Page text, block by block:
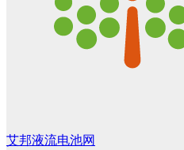
艾邦液流电池网